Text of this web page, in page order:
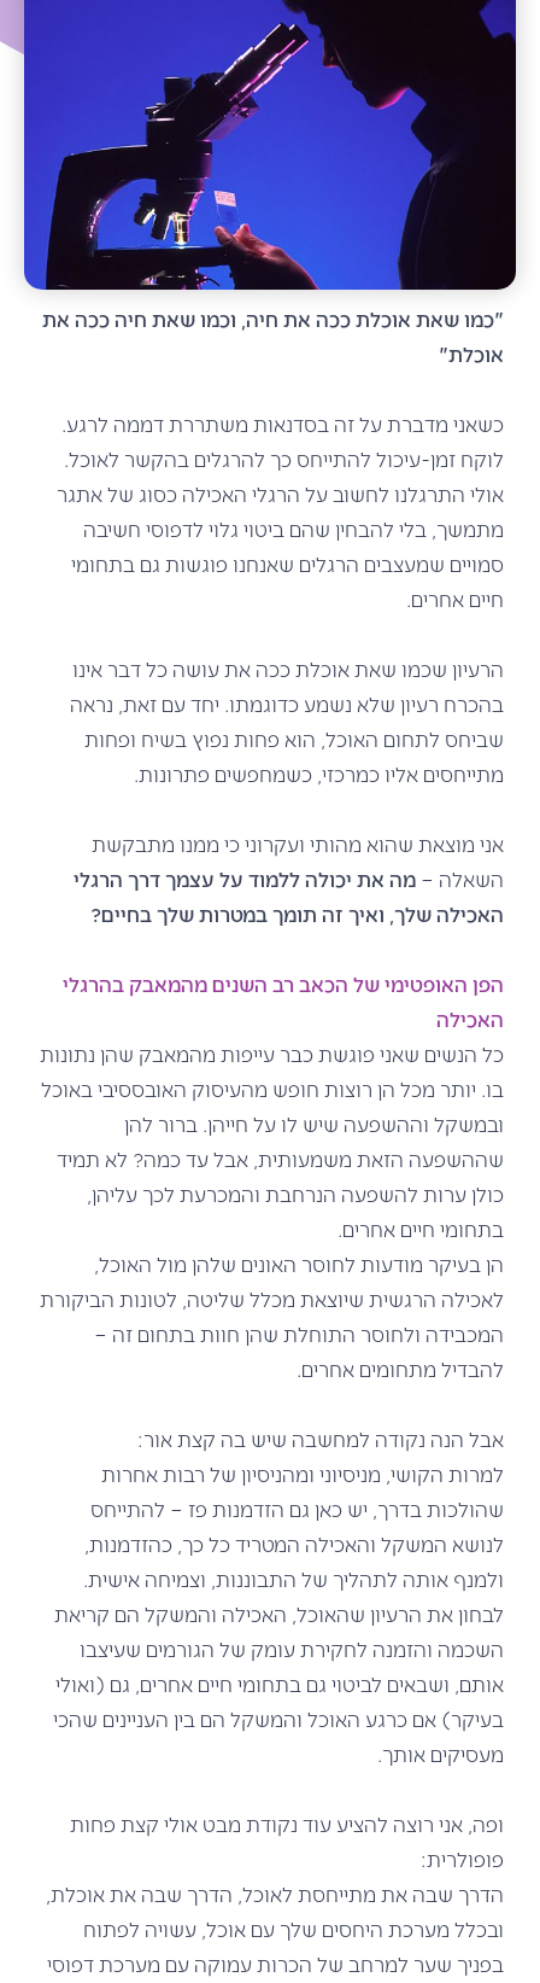
"כמו שאת אוכלת ככה את חיה, וכמו שאת חיה ככה את
אוכלת"
כשאני מדברת על זה בסדנאות משתררת דממה לרגע.
לוקח זמן-עיכול להתייחס כך להרגלים בהקשר לאוכל.
אולי התרגלנו לחשוב על הרגלי האכילה כסוג של אתגר
מתמשך, בלי להבחין שהם ביטוי גלוי לדפוסי חשיבה
סמויים שמעצבים הרגלים שאנחנו פוגשות גם בתחומי
חיים אחרים.
הרעיון שכמו שאת אוכלת ככה את עושה כל דבר אינו
בהכרח רעיון שלא נשמע כדוגמתו. יחד עם זאת, נראה
שביחס לתחום האוכל, הוא פחות נפוץ בשיח ופחות
מתייחסים אליו כמרכזי, כשמחפשים פתרונות.
אני מוצאת שהוא מהותי ועקרוני כי ממנו מתבקשת
השאלה – מה את יכולה ללמוד על עצמך דרך הרגלי
האכילה שלך, ואיך זה תומך במטרות שלך בחיים?
הפן האופטימי של הכאב רב השנים מהמאבק בהרגלי
האכילה
כל הנשים שאני פוגשת כבר עייפות מהמאבק שהן נתונות
בו. יותר מכל הן רוצות חופש מהעיסוק האובססיבי באוכל
ובמשקל וההשפעה שיש לו על חייהן. ברור להן
שההשפעה הזאת משמעותית, אבל עד כמה? לא תמיד
כולן ערות להשפעה הנרחבת והמכרעת לכך עליהן,
בתחומי חיים אחרים.
הן בעיקר מודעות לחוסר האונים שלהן מול האוכל,
לאכילה הרגשית שיוצאת מכלל שליטה, לטונות הביקורת
המכבידה ולחוסר התוחלת שהן חוות בתחום זה –
להבדיל מתחומים אחרים.
אבל הנה נקודה למחשבה שיש בה קצת אור:
למרות הקושי, מניסיוני ומהניסיון של רבות אחרות
שהולכות בדרך, יש כאן גם הזדמנות פז – להתייחס
לנושא המשקל והאכילה המטריד כל כך, כהזדמנות,
ולמנף אותה לתהליך של התבוננות, וצמיחה אישית.
לבחון את הרעיון שהאוכל, האכילה והמשקל הם קריאת
השכמה והזמנה לחקירת עומק של הגורמים שעיצבו
אותם, ושבאים לביטוי גם בתחומי חיים אחרים, גם (ואולי
בעיקר) אם כרגע האוכל והמשקל הם בין העניינים שהכי
מעסיקים אותך.
ופה, אני רוצה להציע עוד נקודת מבט אולי קצת פחות
פופולרית:
הדרך שבה את מתייחסת לאוכל, הדרך שבה את אוכלת,
ובכלל מערכת היחסים שלך עם אוכל, עשויה לפתוח
בפניך שער למרחב של הכרות עמוקה עם מערכת דפוסי